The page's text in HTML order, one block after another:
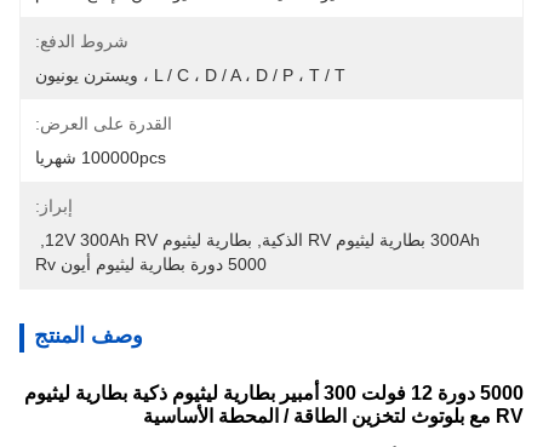
شروط الدفع:
L / C ، D / A ، D / P ، T / T ، ويسترن يونيون
القدرة على العرض:
100000pcs شهريا
إبراز:
300Ah بطارية ليثيوم RV الذكية
بطارية ليثيوم 12V 300Ah RV
5000 دورة بطارية ليثيوم أيون Rv
وصف المنتج
5000 دورة 12 فولت 300 أمبير بطارية ليثيوم ذكية بطارية ليثيوم
RV مع بلوتوث لتخزين الطاقة / المحطة الأساسية